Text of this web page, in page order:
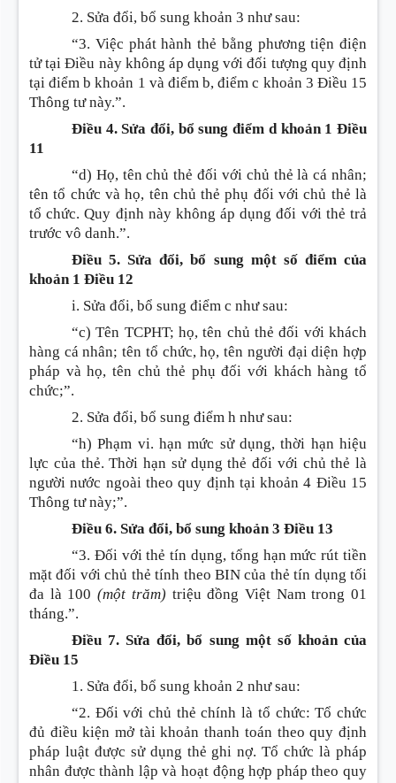
2. Sửa đổi, bổ sung khoản 3 như sau:
“3. Việc phát hành thẻ bằng phương tiện điện
tử tại Điều này không áp dụng với đối tượng quy định
tại điểm b khoản 1 và điểm b, điểm c khoản 3 Điều 15
Thông tư này.”.
Điều 4. Sửa đổi, bổ sung điểm d khoản 1 Điều
11
“d) Họ, tên chủ thẻ đối với chủ thẻ là cá nhân;
tên tổ chức và họ, tên chủ thẻ phụ đối với chủ thẻ là
tổ chức. Quy định này không áp dụng đối với thẻ trả
trước vô danh.”.
Điều 5. Sửa đổi, bổ sung một số điểm của
khoản 1 Điều 12
i. Sửa đổi, bổ sung điểm c như sau:
“c) Tên TCPHT; họ, tên chủ thẻ đối với khách
hàng cá nhân; tên tổ chức, họ, tên người đại diện hợp
pháp và họ, tên chủ thẻ phụ đối với khách hàng tổ
chức;”.
2. Sửa đổi, bổ sung điểm h như sau:
“h) Phạm vi. hạn mức sử dụng, thời hạn hiệu
lực của thẻ. Thời hạn sử dụng thẻ đối với chủ thẻ là
người nước ngoài theo quy định tại khoản 4 Điều 15
Thông tư này;”.
Điều 6. Sửa đổi, bổ sung khoản 3 Điều 13
“3. Đối với thẻ tín dụng, tổng hạn mức rút tiền
mặt đối với chủ thẻ tính theo BIN của thẻ tín dụng tối
đa là 100(một trăm)triệu đồng Việt Nam trong 01
tháng.”.
Điều 7. Sửa đổi, bổ sung một số khoản của
Điều 15
1. Sửa đổi, bổ sung khoản 2 như sau:
“2. Đối với chủ thẻ chính là tổ chức: Tổ chức
đủ điều kiện mở tài khoản thanh toán theo quy định
pháp luật được sử dụng thẻ ghi nợ. Tổ chức là pháp
nhân được thành lập và hoạt động hợp pháp theo quy